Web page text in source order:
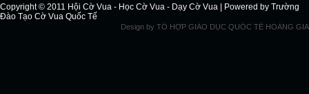
Copyright © 2011 Hội Cờ Vua - Học Cờ Vua - Dạy Cờ Vua | Powered by Trường
Đào Tạo Cờ Vua Quốc Tế
Design by TỔ HỢP GIÁO DỤC QUỐC TẾ HOÀNG GIA